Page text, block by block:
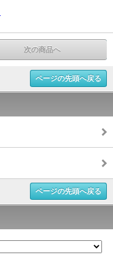
次の商品へ
ページの先頭へ戻る
ページの先頭へ戻る